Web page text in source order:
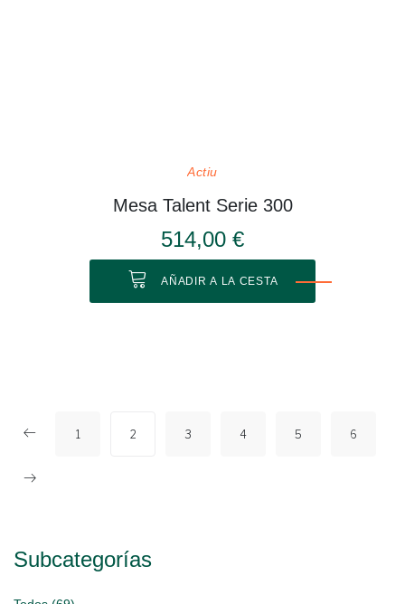
Actiu
Mesa Talent Serie 300
514,00 €
AÑADIR A LA CESTA
1 2 3 4 5 6
Subcategorías